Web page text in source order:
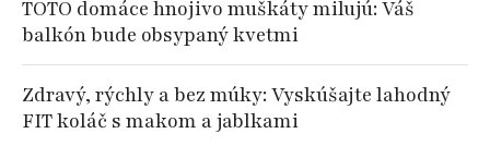
TOTO domáce hnojivo muškáty milujú: Váš
balkón bude obsypaný kvetmi
Zdravý, rýchly a bez múky: Vyskúšajte lahodný
FIT koláč s makom a jablkami